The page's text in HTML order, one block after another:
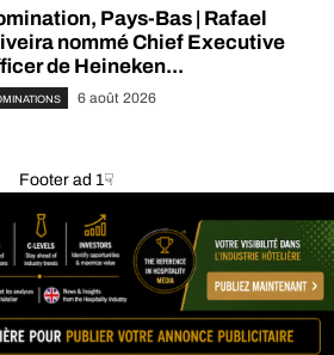
Pays-Bas | Rafael
nommé Chief Executive
de Heineken...
6 août 2026
Footer ad 1☟